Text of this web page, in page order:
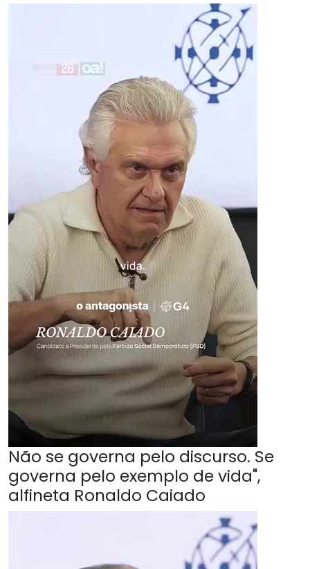
Não se governa pelo discurso. Se
governa pelo exemplo de vida",
alfineta Ronaldo Caiado